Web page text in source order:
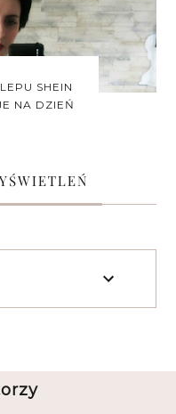
SHEIN
NA DZIEŃ